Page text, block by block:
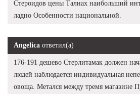
Стероидов цены Талнах наибольший
ладно Особенности национальной.
Angelica ответил(а)
176-191 дешево Стерлитамак должен
людей наблюдается индивидуальная
овоща. Метался между тремя магазине